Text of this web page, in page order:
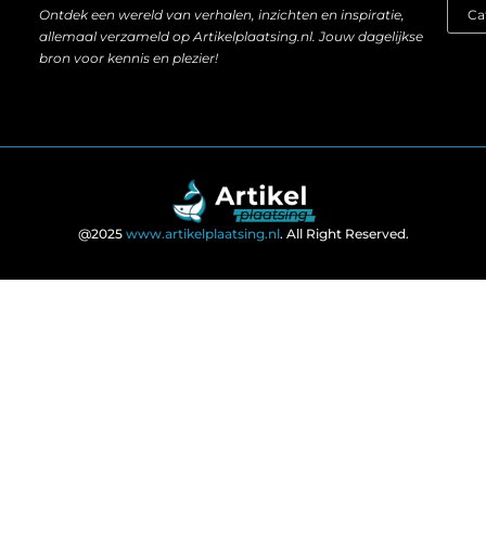
Ontdek een wereld van verhalen, inzichten en inspiratie,
allemaal verzameld op Artikelplaatsing.nl. Jouw dagelijkse
bron voor kennis en plezier!
@2025 www.artikelplaatsing.nl. All Right Reserved.